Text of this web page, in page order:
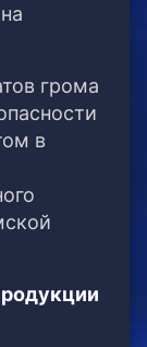
грома
в